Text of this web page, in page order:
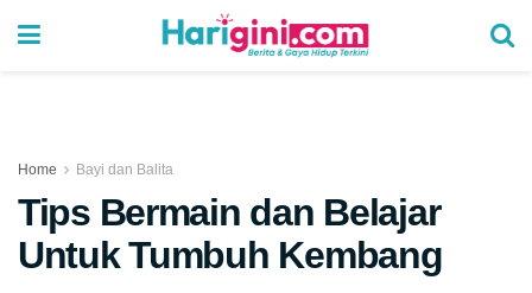
Home Bayi dan Balita
Tips Bermain dan Belajar
Untuk Tumbuh Kembang